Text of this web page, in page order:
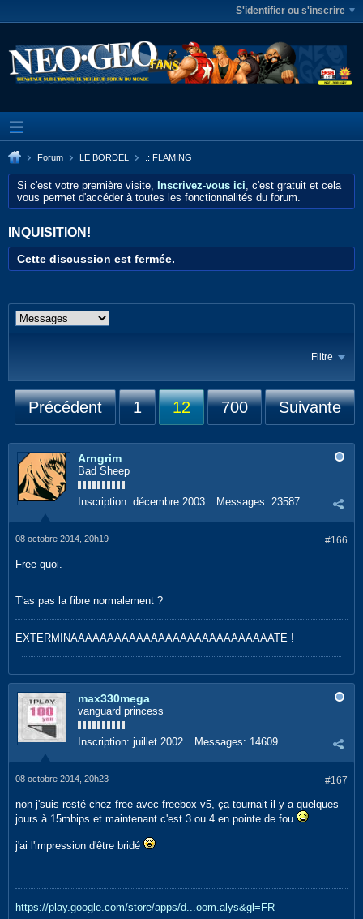
S'identifier ou s'inscrire
Forum LE BORDEL .: FLAMING
Si c'est votre première visite, Inscrivez-vous ici, c'est gratuit et cela
vous permet d'accéder à toutes les fonctionnalités du forum.
INQUISITION!
Cette discussion est fermée.
Filtre
Précédent 1 12 700 Suivante
Arngrim
Bad Sheep
Inscription: décembre 2003 Messages: 23587
#166
08 octobre 2014, 20h19
Free quoi.
T'as pas la fibre normalement ?
EXTERMINAAAAAAAAAAAAAAAAAAAAAAAAAAAATE !
max330mega
vanguard princess
Inscription: juillet 2002 Messages: 14609
#167
08 octobre 2014, 20h23
non j'suis resté chez free avec freebox v5, ça tournait il y a quelques
jours à 15mbips et maintenant c'est 3 ou 4 en pointe de fou
j'ai l'impression d'être bridé
https://play.google.com/store/apps/d...oom.alys&gl=FR